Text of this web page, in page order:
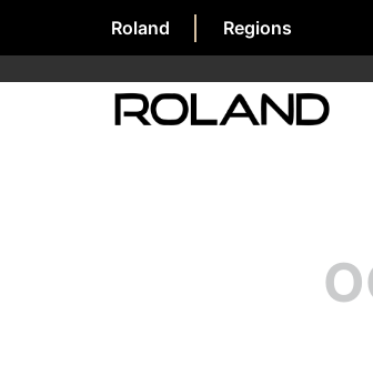
Roland
Regions